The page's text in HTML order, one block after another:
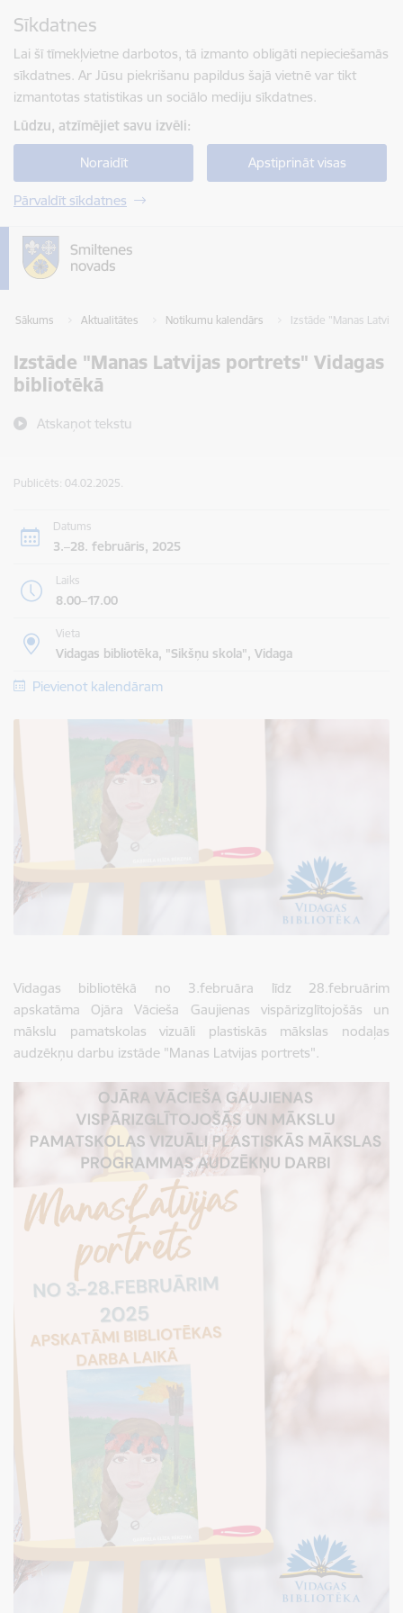
Sīkdatnes
Lai šī tīmekļvietne darbotos, tā izmanto obligāti nepieciešamās
sīkdatnes. Ar Jūsu piekrišanu papildus šajā vietnē var tikt
izmantotas statistikas un sociālo mediju sīkdatnes.
Lūdzu, atzīmējiet savu izvēli:
Noraidīt Apstiprināt visas
Pārvaldīt sīkdatnes
Sākums Aktualitātes Notikumu kalendārs Izstāde "Manas
Izstāde "Manas Latvijas portrets" Vidagas
bibliotēkā
Atskaņot tekstu
Publicēts: 04.02.2025.
Datums
3.–28. februāris, 2025
Laiks
8.00–17.00
Vieta
Vidagas bibliotēka, "Sikšņu skola", Vidaga
Pievienot kalendāram
Vidagas bibliotēkā no 3.februāra līdz 28.februārim
apskatāma Ojāra Vācieša Gaujienas vispārizglītojošās un
mākslu pamatskolas vizuāli plastiskās mākslas nodaļas
audzēkņu darbu izstāde "Manas Latvijas portrets".